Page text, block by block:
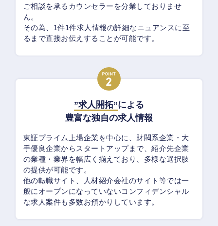
ご相談を承るカウンセラーを分業しておりませ
ん。
その為、1件1件求人情報の詳細なニュアンスに至
るまで直接お伝えすることが可能です。
”求人開拓”による
豊富な独自の求人情報
東証プライム上場企業を中心に、財閥系企業・大
手優良企業からスタートアップまで、紹介先企業
の業種・業界を幅広く揃えており、多様な選択肢
の提供が可能です。
他の転職サイト、人材紹介会社のサイト等では一
般にオープンになっていないコンフィデンシャル
な求人案件も多数お預かりしています。